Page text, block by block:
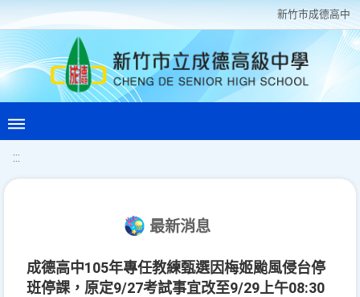
新竹巿成德高中
:::
最新消息
成德高中105年專任教練甄選因梅姬颱風侵台停
班停課，原定9/27考試事宜改至9/29上午08:30